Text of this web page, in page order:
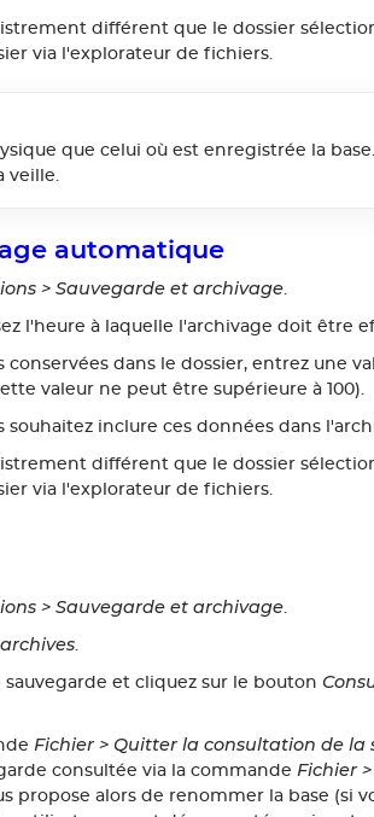
différent que le dossier
via l'explorateur de fichiers.
que celui où est enregistrée la
veille.
automatique
> Sauvegarde et archivage.
l'heure à laquelle l'archivage doit être
dans le dossier, entrez une
valeur ne peut être supérieure à 100).
souhaitez inclure ces données dans
différent que le dossier
via l'explorateur de fichiers.
> Sauvegarde et archivage.
.
et cliquez sur le bouton
Fichier > Quitter la consultation de la
consultée via la commande Fichier
propose alors de renommer la base (si